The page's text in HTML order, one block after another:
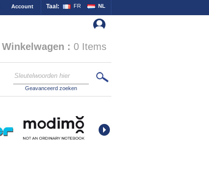
Taal: FR NL
Account
Winkelwagen : 0 Items
Geavanceerd zoeken